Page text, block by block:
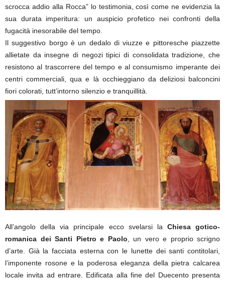
scrocca addio alla Rocca” lo testimonia, così come ne evidenzia la
sua durata imperitura: un auspicio profetico nei confronti della
fugacità inesorabile del tempo.
Il suggestivo borgo è un dedalo di viuzze e pittoresche piazzette
allietate da insegne di negozi tipici di consolidata tradizione, che
resistono al trascorrere del tempo e al consumismo imperante dei
centri commerciali, qua e là occhieggiano da deliziosi balconcini
fiori colorati, tutt’intorno silenzio e tranquillità.
All’angolo della via principale ecco svelarsi la Chiesa gotico-
romanica dei Santi Pietro e Paolo , un vero e proprio scrigno
d’arte. Già la facciata esterna con le lunette dei santi contitolari,
l’imponente rosone e la poderosa eleganza della pietra calcarea
locale invita ad entrare. Edificata alla fine del Duecento presenta